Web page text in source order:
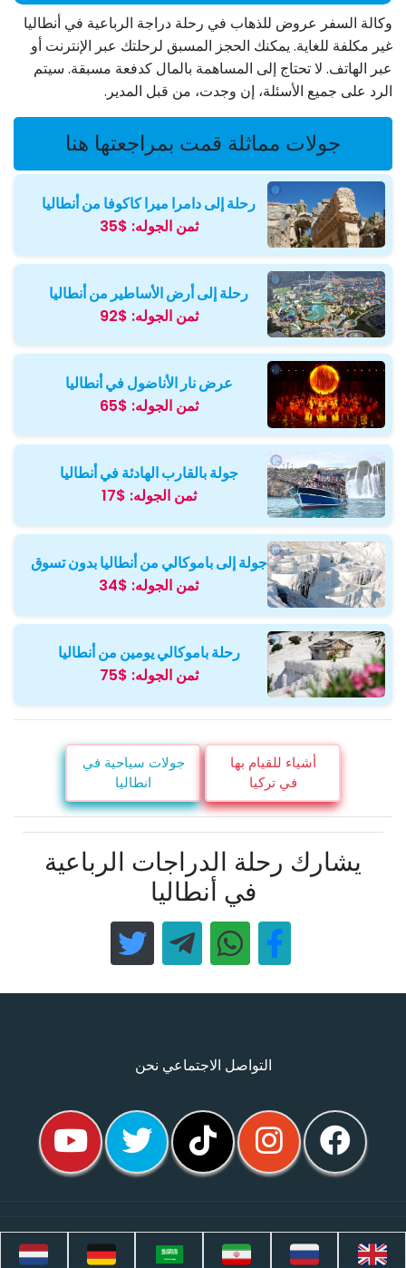
وكالة السفر عروض للذهاب في رحلة دراجة الرباعية في أنطاليا
غير مكلفة للغاية. يمكنك الحجز المسبق لرحلتك عبر الإنترنت أو
عبر الهاتف. لا تحتاج إلى المساهمة بالمال كدفعة مسبقة. سيتم
الرد على جميع الأسئلة، إن وجدت، من قبل المدير.
جولات مماثلة قمت بمراجعتها هنا
رحلة إلى دامرا ميرا كاكوفا من أنطاليا
ثمن الجوله: $35
رحلة إلى أرض الأساطير من أنطاليا
ثمن الجوله: $92
عرض نار الأناضول في أنطاليا
ثمن الجوله: $65
جولة بالقارب الهادئة في أنطاليا
ثمن الجوله: $17
جولة إلى باموكالي من أنطاليا بدون تسوق
ثمن الجوله: $34
رحلة باموكالي يومين من أنطاليا
ثمن الجوله: $75
أشياء للقيام بها
في تركيا
جولات سياحية في
انطاليا
يشارك رحلة الدراجات الرباعية
في أنطاليا
التواصل الاجتماعي نحن